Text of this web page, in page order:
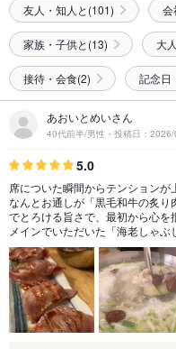
友人・知人と(101) 会
家族・子供と(13) 大
接待・会食(2) 記念日
あおいとめいさん
40代前半/男性・投稿日：
5.0
席についた瞬間からテンションが
なんとお通しが「黒毛和牛の炙
でとろける旨さで、最初から心を
メインでいただいた「海老しゃ